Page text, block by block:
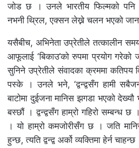
जोड छ । उनले भारतीय फिल्मको पनि
नभनी थ्रिल, एक्सन लेख्ने चलन भएको
यसैबीच, अभिनेता उप्रेतीले तत्कालीन
आफूलाई ‘बिकाउ’को रुपमा प्रयोग
सुनिने उप्रेतीले संवादका क्रममा कतिपय
पस्के । उनले भने, ‘द्वन्द्वसँग हामी
बाटोमा दुईजना मानिस झगडा भएको देख्यौ
बस्छौं । द्वन्द्वसँग हाम्रो गहिरो सम्बन्ध
। यो हाम्रो कमजोरीसँग छ । जति
हुन्छ, त्यति द्वन्द्व अर्को व्यक्तिमा हेर्न चाहन्छ